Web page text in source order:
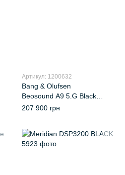
Артикул: 1200632
Bang & Olufsen
Beosound A9 5.G Black
Anthracite
207 900 грн